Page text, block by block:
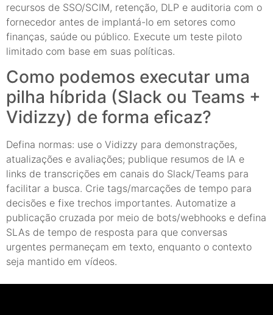
recursos de SSO/SCIM, retenção, DLP e auditoria com o
fornecedor antes de implantá-lo em setores como
finanças, saúde ou público. Execute um teste piloto
limitado com base em suas políticas.
Como podemos executar uma
pilha híbrida (Slack ou Teams +
Vidizzy) de forma eficaz?
Defina normas: use o Vidizzy para demonstrações,
atualizações e avaliações; publique resumos de IA e
links de transcrições em canais do Slack/Teams para
facilitar a busca. Crie tags/marcações de tempo para
decisões e fixe trechos importantes. Automatize a
publicação cruzada por meio de bots/webhooks e defina
SLAs de tempo de resposta para que conversas
urgentes permaneçam em texto, enquanto o contexto
seja mantido em vídeos.